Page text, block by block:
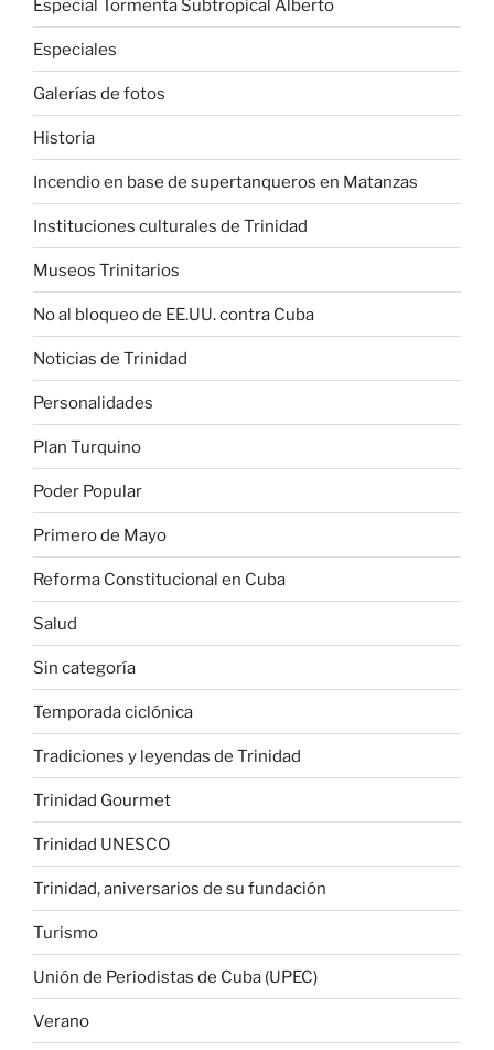
Especial Tormenta Subtropical Alberto
Especiales
Galerías de fotos
Historia
Incendio en base de supertanqueros en Matanzas
Instituciones culturales de Trinidad
Museos Trinitarios
No al bloqueo de EE.UU. contra Cuba
Noticias de Trinidad
Personalidades
Plan Turquino
Poder Popular
Primero de Mayo
Reforma Constitucional en Cuba
Salud
Sin categoría
Temporada ciclónica
Tradiciones y leyendas de Trinidad
Trinidad Gourmet
Trinidad UNESCO
Trinidad, aniversarios de su fundación
Turismo
Unión de Periodistas de Cuba (UPEC)
Verano